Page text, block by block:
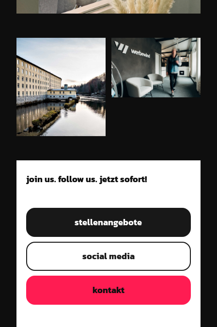
join us. follow us. jetzt sofort!
stellenangebote
social media
kontakt